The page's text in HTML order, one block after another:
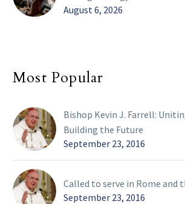
August 6, 2026
Most Popular
Bishop Kevin J. Farrell:
Building the Future
September 23, 2016
Called to serve in Rome and
September 23, 2016